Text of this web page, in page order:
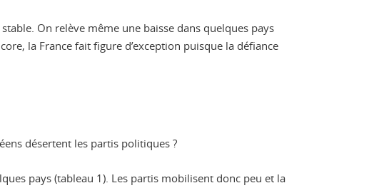
On relève même une baisse dans quelques pays
la France fait figure d’exception puisque la défiance
désertent les partis politiques ?
pays (tableau 1). Les partis mobilisent donc peu et la